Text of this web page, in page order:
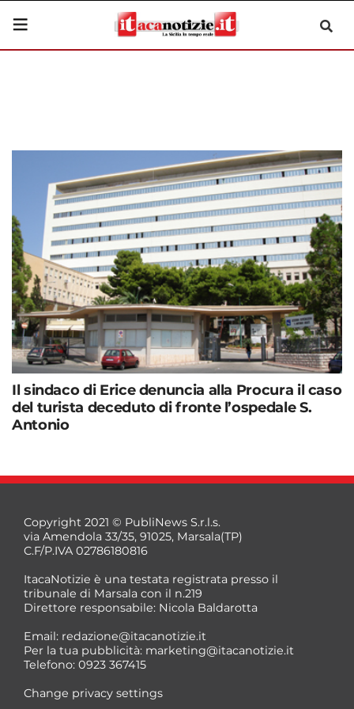
Il sindaco di Erice denuncia alla Procura il caso
del turista deceduto di fronte l’ospedale S.
Antonio
Copyright 2021 © PubliNews S.r.l.s.
via Amendola 33/35, 91025, Marsala(TP)
C.F/P.IVA 02786180816
ItacaNotizie è una testata registrata presso il
tribunale di Marsala con il n.219
Direttore responsabile: Nicola Baldarotta
Email: redazione@itacanotizie.it
Per la tua pubblicità: marketing@itacanotizie.it
Telefono: 0923 367415
Change privacy settings